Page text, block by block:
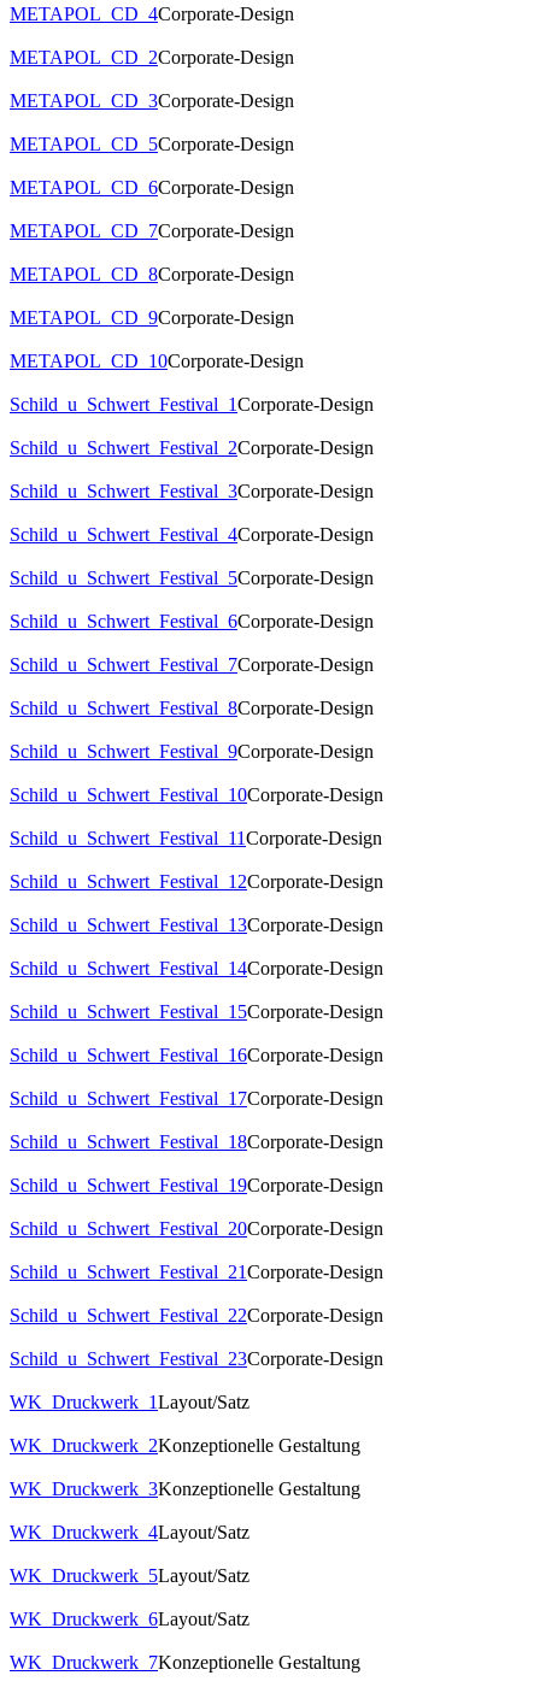
METAPOL_CD_4Corporate-Design
METAPOL_CD_2Corporate-Design
METAPOL_CD_3Corporate-Design
METAPOL_CD_5Corporate-Design
METAPOL_CD_6Corporate-Design
METAPOL_CD_7Corporate-Design
METAPOL_CD_8Corporate-Design
METAPOL_CD_9Corporate-Design
METAPOL_CD_10Corporate-Design
Schild_u_Schwert_Festival_1Corporate-Design
Schild_u_Schwert_Festival_2Corporate-Design
Schild_u_Schwert_Festival_3Corporate-Design
Schild_u_Schwert_Festival_4Corporate-Design
Schild_u_Schwert_Festival_5Corporate-Design
Schild_u_Schwert_Festival_6Corporate-Design
Schild_u_Schwert_Festival_7Corporate-Design
Schild_u_Schwert_Festival_8Corporate-Design
Schild_u_Schwert_Festival_9Corporate-Design
Schild_u_Schwert_Festival_10Corporate-Design
Schild_u_Schwert_Festival_11Corporate-Design
Schild_u_Schwert_Festival_12Corporate-Design
Schild_u_Schwert_Festival_13Corporate-Design
Schild_u_Schwert_Festival_14Corporate-Design
Schild_u_Schwert_Festival_15Corporate-Design
Schild_u_Schwert_Festival_16Corporate-Design
Schild_u_Schwert_Festival_17Corporate-Design
Schild_u_Schwert_Festival_18Corporate-Design
Schild_u_Schwert_Festival_19Corporate-Design
Schild_u_Schwert_Festival_20Corporate-Design
Schild_u_Schwert_Festival_21Corporate-Design
Schild_u_Schwert_Festival_22Corporate-Design
Schild_u_Schwert_Festival_23Corporate-Design
WK_Druckwerk_1Layout/Satz
WK_Druckwerk_2Konzeptionelle Gestaltung
WK_Druckwerk_3Konzeptionelle Gestaltung
WK_Druckwerk_4Layout/Satz
WK_Druckwerk_5Layout/Satz
WK_Druckwerk_6Layout/Satz
WK_Druckwerk_7Konzeptionelle Gestaltung